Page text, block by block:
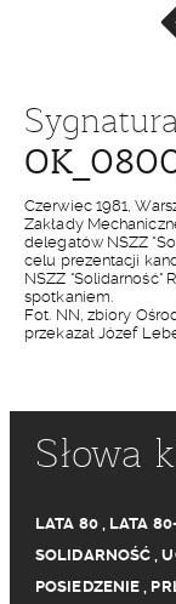
Czerwiec 1981,
Zakłady
delegatów NSZZ
celu prezentacji
NSZZ "Solidarność"
spotkaniem.
Fot. NN, zbiory
przekazał Józef
Słowa
LATA 80, LATA
SOLIDARNOŚĆ ,
POSIEDZENIE ,